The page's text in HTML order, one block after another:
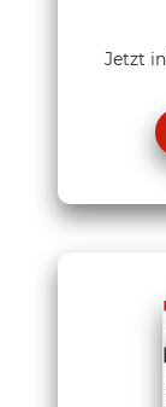
Jetzt